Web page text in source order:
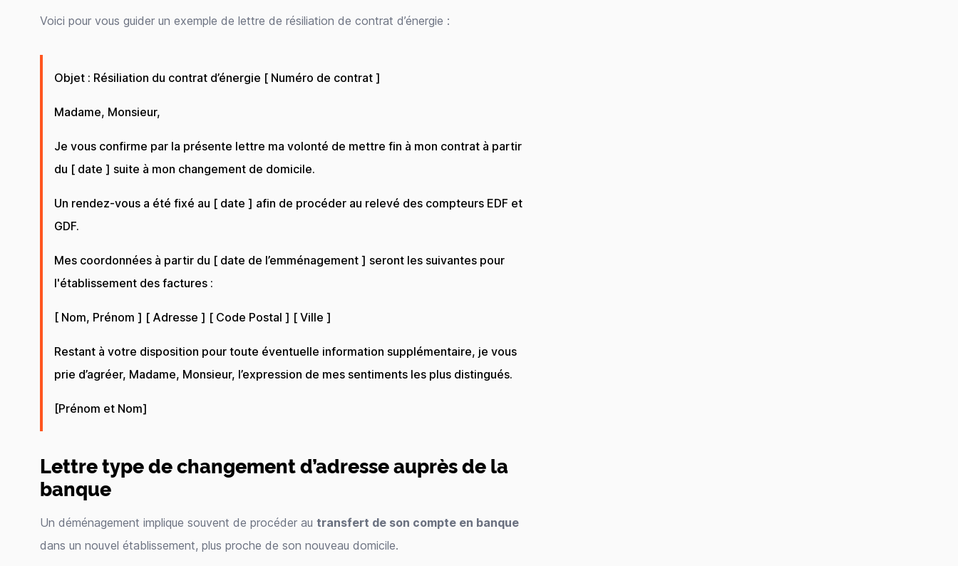
Voici pour vous guider un exemple de lettre de résiliation de contrat d’énergie :
Objet : Résiliation du contrat d’énergie [ Numéro de contrat ]
Madame, Monsieur,
Je vous confirme par la présente lettre ma volonté de mettre fin à mon contrat à partir
du [ date ] suite à mon changement de domicile.
Un rendez-vous a été fixé au [ date ] afin de procéder au relevé des compteurs EDF et
GDF.
Mes coordonnées à partir du [ date de l’emménagement ] seront les suivantes pour
l'établissement des factures :
[ Nom, Prénom ] [ Adresse ] [ Code Postal ] [ Ville ]
Restant à votre disposition pour toute éventuelle information supplémentaire, je vous
prie d’agréer, Madame, Monsieur, l’expression de mes sentiments les plus distingués.
[Prénom et Nom]
Lettre type de changement d’adresse auprès de la
banque
Un déménagement implique souvent de procéder au transfert de son compte en banque
dans un nouvel établissement, plus proche de son nouveau domicile.